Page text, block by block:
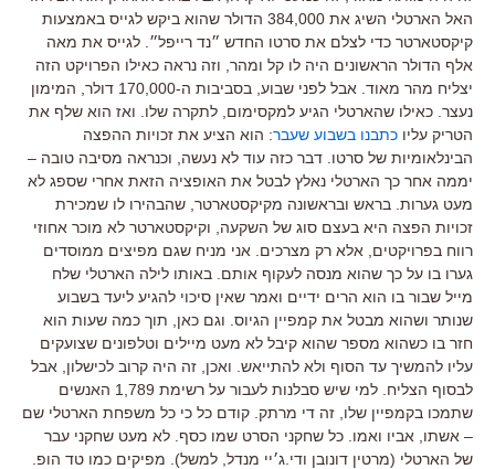
האל הארטלי השיג את 384,000 הדולר שהוא ביקש לגייס באמצעות
קיקסטארטר כדי לצלם את סרטו החדש ״נד רייפל״. לגייס את מאה
אלף הדולר הראשונים היה לו קל ומהר, וזה נראה כאילו הפרויקט הזה
יצליח מהר מאוד. אבל לפני שבוע, בסביבות ה-170,000 דולר, המימון
נעצר. כאילו שהארטלי הגיע למקסימום, לתקרה שלו. ואז הוא שלף את
הטריק עליו כתבנו בשבוע שעבר: הוא הציע את זכויות ההפצה
הבינלאומיות של סרטו. דבר כזה עוד לא נעשה, וכנראה מסיבה טובה –
יממה אחר כך הארטלי נאלץ לבטל את האופציה הזאת אחרי שספג לא
מעט גערות. בראש ובראשונה מקיקסטארטר, שהבהירו לו שמכירת
זכויות הפצה היא בעצם סוג של השקעה, וקיקסטארטר לא מוכר אחוזי
רווח בפרויקטים, אלא רק מצרכים. אני מניח שגם מפיצים ממוסדים
גערו בו על כך שהוא מנסה לעקוף אותם. באותו לילה הארטלי שלח
מייל שבור בו הוא הרים ידיים ואמר שאין סיכוי להגיע ליעד בשבוע
שנותר ושהוא מבטל את קמפיין הגיוס. וגם כאן, תוך כמה שעות הוא
חזר בו כשהוא מספר שהוא קיבל לא מעט מיילים וטלפונים שצועקים
עליו להמשיך עד הסוף ולא להתייאש. ואכן, זה היה קרוב לכישלון, אבל
לבסוף הצליח. למי שיש סבלנות לעבור על רשימת 1,789 האנשים
שתמכו בקמפיין שלו, זה די מרתק. קודם כל כי כל משפחת הארטלי שם
– אשתו, אביו ואמו. כל שחקני הסרט שמו כסף. לא מעט שחקני עבר
של הארטלי (מרטין דונובן ודי.ג׳יי מנדל, למשל). מפיקים כמו טד הופ.